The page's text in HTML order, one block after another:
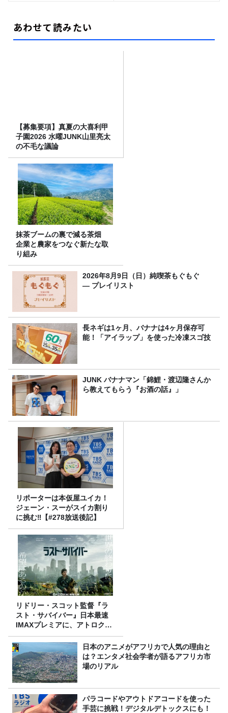
あわせて読みたい
【募集要項】真夏の大喜利甲
子園2026 水曜JUNK山里亮太
の不毛な議論
抹茶ブームの裏で減る茶畑
企業と農家をつなぐ新たな取
り組み
2026年8月9日（日）純喫茶もぐもぐ
― プレイリスト
長ネギは1ヶ月、バナナは4ヶ月保存可
能！「アイラップ」を使った冷凍スゴ技
JUNK バナナマン「錦鯉・渡辺隆さんか
ら教えてもらう『お酒の話』」
リポーターは本仮屋ユイカ！
ジェーン・スーがスイカ割り
に挑む‼【#278放送後記】
リドリー・スコット監督『ラ
スト・サバイバー』日本最速
IMAXプレミアに、アトロクリ
スナー60名をご招待！
日本のアニメがアフリカで人気の理由と
は？エンタメ社会学者が語るアフリカ市
場のリアル
パラコードやアウトドアコードを使った
手芸に挑戦！デジタルデトックスにも！